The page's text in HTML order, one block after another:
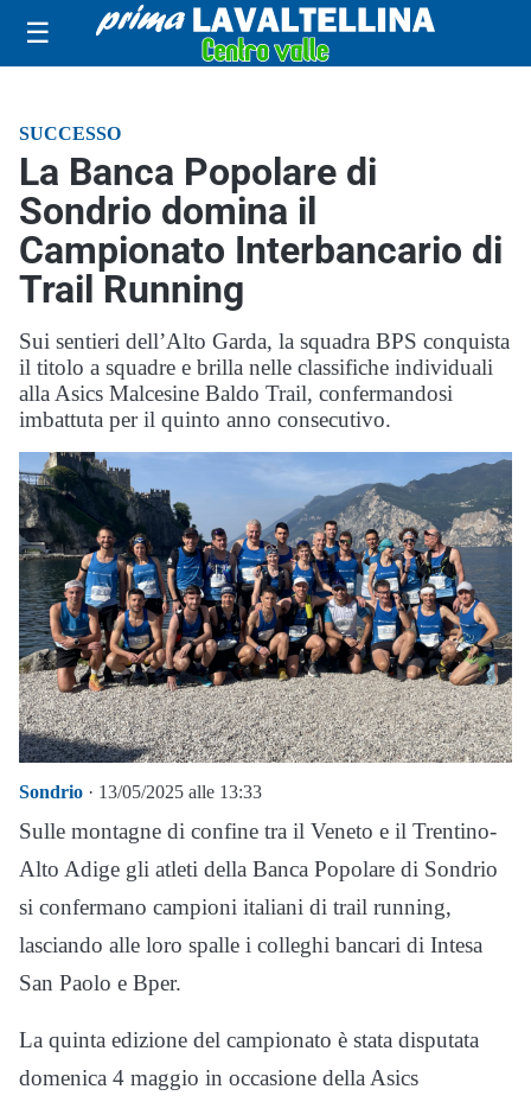
☰
SUCCESSO
La Banca Popolare di
Sondrio domina il
Campionato Interbancario di
Trail Running
Sui sentieri dell’Alto Garda, la squadra BPS conquista
il titolo a squadre e brilla nelle classifiche individuali
alla Asics Malcesine Baldo Trail, confermandosi
imbattuta per il quinto anno consecutivo.
Sondrio · 13/05/2025 alle 13:33
Sulle montagne di confine tra il Veneto e il Trentino-
Alto Adige gli atleti della Banca Popolare di Sondrio
si confermano campioni italiani di trail running,
lasciando alle loro spalle i colleghi bancari di Intesa
San Paolo e Bper.
La quinta edizione del campionato è stata disputata
domenica 4 maggio in occasione della Asics